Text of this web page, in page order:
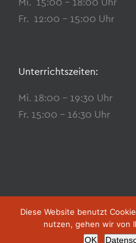
Fr. 12:00 – 15:00 Uhr
Unterrichtszeiten:
Mi. 18:00 – 19:30 Uhr
Fr. 15:00 – 16:30 Uhr
Copyright 2023 Florims
Diese Website benutzt
nutzen, gehen wir von
OK